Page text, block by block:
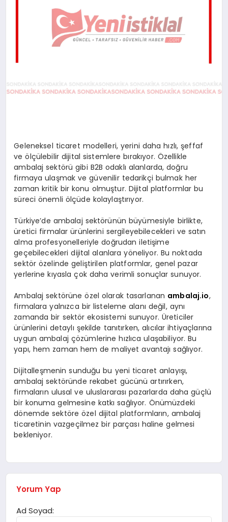
TEKNOLOJI
Geleneksel ticaret modelleri, yerini daha hızlı, şeffaf
ve ölçülebilir dijital sistemlere bırakıyor. Özellikle
ambalaj sektörü gibi B2B odaklı alanlarda, doğru
firmaya ulaşmak ve güvenilir tedarikçi bulmak her
zaman kritik bir konu olmuştur. Dijital platformlar bu
süreci önemli ölçüde kolaylaştırıyor.
Türkiye’de ambalaj sektörünün büyümesiyle birlikte,
üretici firmalar ürünlerini sergileyebilecekleri ve satın
alma profesyonelleriyle doğrudan iletişime
geçebilecekleri dijital alanlara yöneliyor. Bu noktada
sektör özelinde geliştirilen platformlar, genel pazar
yerlerine kıyasla çok daha verimli sonuçlar sunuyor.
Ambalaj sektörüne özel olarak tasarlanan ambalaj.io,
firmalara yalnızca bir listeleme alanı değil, aynı
zamanda bir sektör ekosistemi sunuyor. Üreticiler
ürünlerini detaylı şekilde tanıtırken, alıcılar ihtiyaçlarına
uygun ambalaj çözümlerine hızlıca ulaşabiliyor. Bu
yapı, hem zaman hem de maliyet avantajı sağlıyor.
Dijitalleşmenin sunduğu bu yeni ticaret anlayışı,
ambalaj sektöründe rekabet gücünü artırırken,
firmaların ulusal ve uluslararası pazarlarda daha güçlü
bir konuma gelmesine katkı sağlıyor. Önümüzdeki
dönemde sektöre özel dijital platformların, ambalaj
ticaretinin vazgeçilmez bir parçası haline gelmesi
bekleniyor.
Yorum Yap
Ad Soyad: